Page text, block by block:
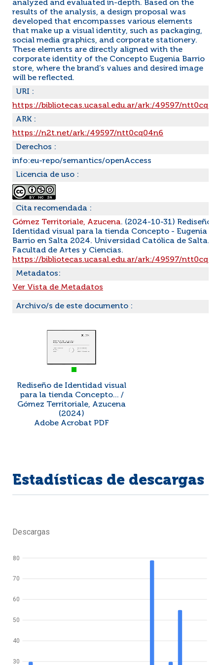
analyzed and evaluated in-depth. Based on the
results of the analysis, a design proposal was
developed that encompasses various elements
that make up a visual identity, such as packaging,
social media graphics, and corporate stationery.
These elements are directly aligned with the
corporate identity of the Concepto Eugenia Barrio
store, where the brand’s values and desired image
will be reflected.
URI :
https://bibliotecas.ucasal.edu.ar/ark:/49597/
ARK :
https://n2t.net/ark:/49597/ntt0cq04n6
Derechos :
info:eu-repo/semantics/openAccess
Licencia de uso :
Cita recomendada :
Gómez Territoriale, Azucena. (2024-10-31) Rediseño
Identidad visual para la tienda Concepto - Eugenia
Barrio en Salta 2024. Universidad Católica de Salta.
Facultad de Artes y Ciencias.
https://bibliotecas.ucasal.edu.ar/ark:/49597/
Metadatos:
Ver Vista de Metadatos
Archivo/s de este documento :
Rediseño de Identidad visual
para la tienda Concepto... /
Gómez Territoriale, Azucena
(2024)
Adobe Acrobat PDF
Estadísticas de descargas
Descargas
30
40
50
60
70
80